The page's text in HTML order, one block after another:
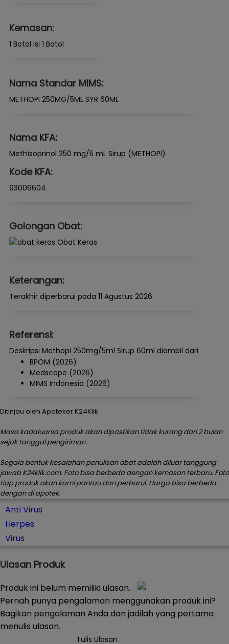
Kemasan:
1 Botol isi 1 Botol
Nama Standar MIMS:
METHOPI 250MG/5ML SYR 60ML
Nama KFA:
Methisoprinol 250 mg/5 mL Sirup (METHOPI)
Kode KFA:
93006604
Golongan Obat:
Obat Keras
Keterangan:
Terakhir diperbarui pada 11 Agustus 2026
Referensi:
Deskripsi Methopi 250mg/5ml Sirup 60ml diambil dari
BPOM (2026)
Medscape (2026)
MIMS Indonesia (2026)
Ditinjau oleh Apoteker K24Klik
Masa kadaluarsa produk akan dipastikan tidak kurang dari 2 bulan
sejak tanggal pengiriman.
Segala bentuk kesalahan penulisan obat adalah diluar tanggung
jawab K24klik.com. Foto bisa berbeda dengan kemasan terbaru. Foto
tiap produk akan kami pantau dan perbarui. Harga bisa berbeda
dengan di apotek.
Anti Virus
Herpes
Virus
Ulasan Produk
Produk ini belum memiliki ulasan.
Pernah punya pengalaman menggunakan produk ini?
Bagikan pengalaman Anda dan jadilah yang pertama
menulis ulasan.
Tulis Ulasan